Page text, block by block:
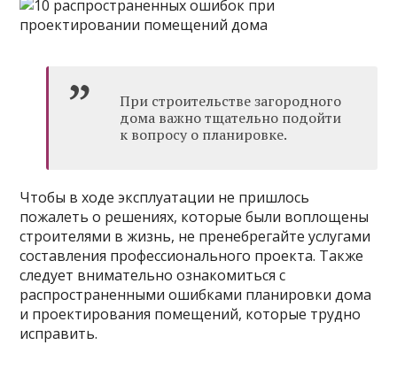
При строительстве загородного
дома важно тщательно подойти
к вопросу о планировке.
Чтобы в ходе эксплуатации не пришлось
пожалеть о решениях, которые были воплощены
строителями в жизнь, не пренебрегайте услугами
составления профессионального проекта. Также
следует внимательно ознакомиться с
распространенными ошибками планировки дома
и проектирования помещений, которые трудно
исправить.